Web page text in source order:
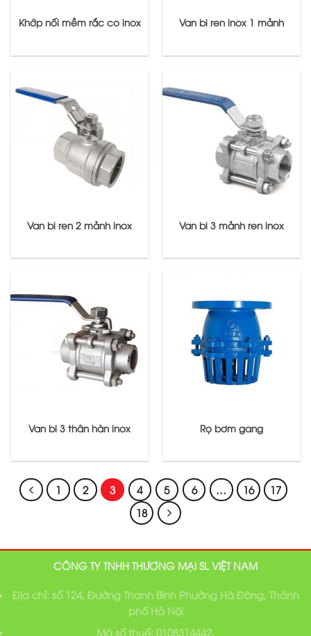
Khớp nối mềm rắc co inox Van bi ren inox 1 mảnh
Van bi ren 2 mảnh inox Van bi 3 mảnh ren inox
Van bi 3 thân hàn inox Rọ bơm gang
1 2 3 4 5 6 … 16
17
18
CÔNG TY TNHH THƯƠNG MẠI SL VIỆT NAM
Địa chỉ: số 124, Đường Thanh Bình Phường Hà Đông, Thành
phố Hà Nội
Mã số thuế: 0108314442.